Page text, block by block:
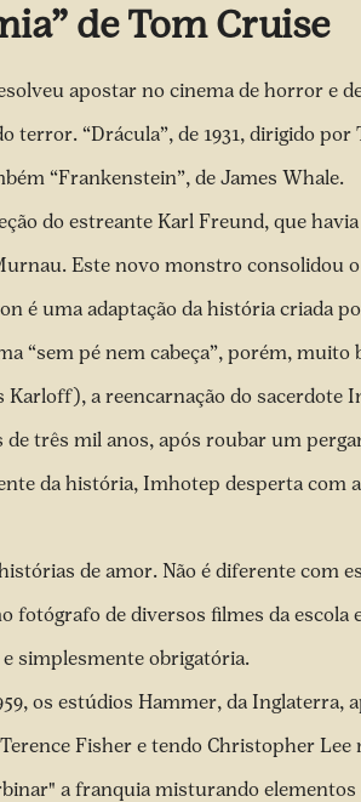
de Tom Cruise
apostar no cinema de horror e
terror. “Drácula”, de 1931, dirigido
“Frankenstein”, de James Whale.
do estreante Karl Freund, que
Este novo monstro consolidou
é uma adaptação da história criada
“sem pé nem cabeça”, porém, muito
a reencarnação do sacerdote
três mil anos, após roubar um
da história, Imhotep desperta com
de amor. Não é diferente com
fotógrafo de diversos filmes da escola
simplesmente obrigatória.
os estúdios Hammer, da Inglaterra,
Fisher e tendo Christopher
a franquia misturando